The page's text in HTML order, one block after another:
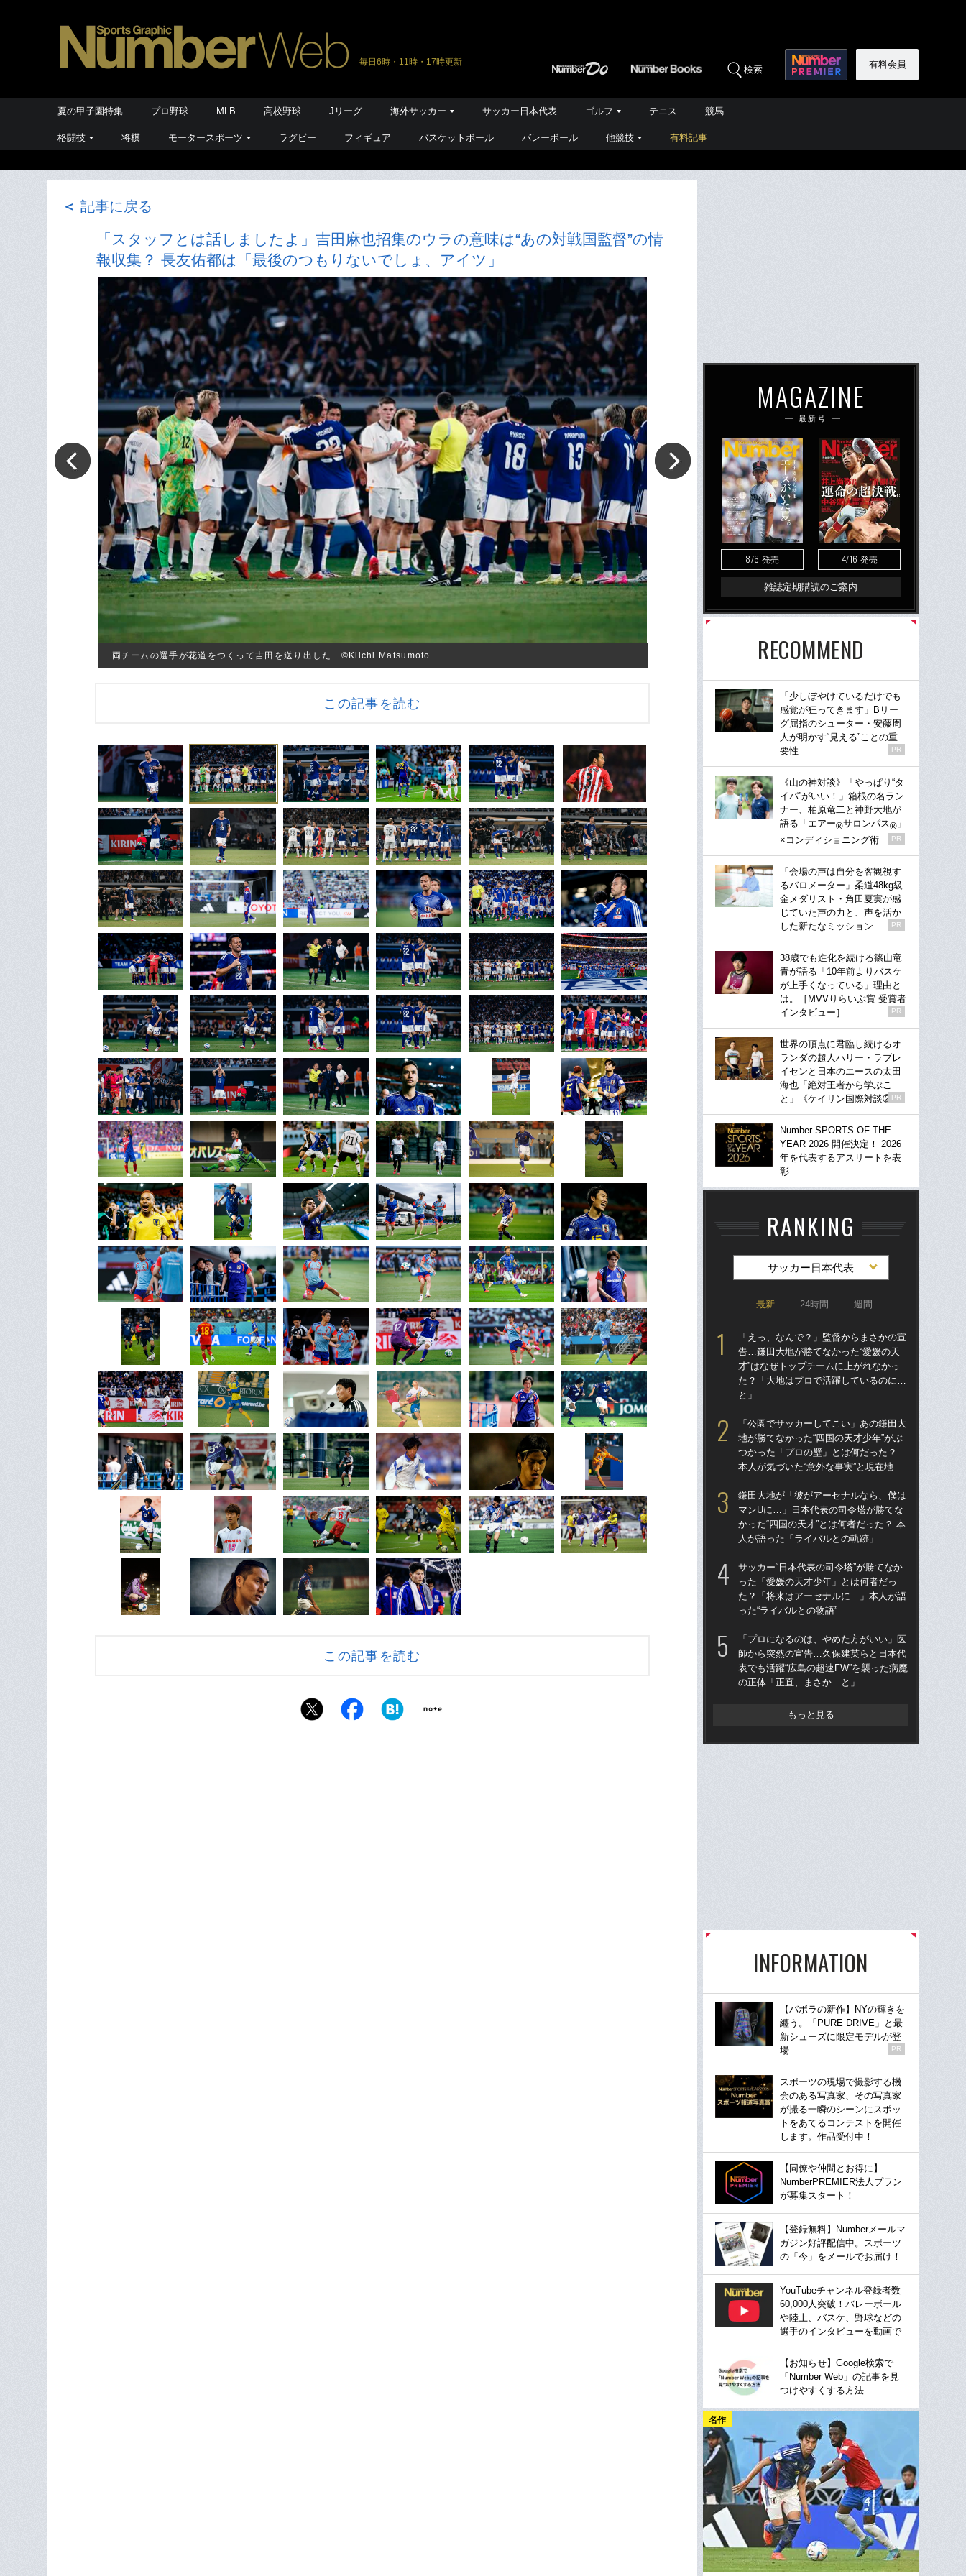
毎日6時・11時・17時更新
検索 有料会員
夏の甲子園特集 プロ野球 MLB 高校野球 Jリーグ 海外サッカー サッカー日本代表 ゴルフ テニス 競馬
格闘技 将棋 モータースポーツ ラグビー フィギュア バスケットボール バレーボール 他競技 有料記事
＜ 記事に戻る
「スタッフとは話しましたよ」吉田麻也招集のウラの意味は“あの対戦国監督”の情
報収集？ 長友佑都は「最後のつもりないでしょ、アイツ」
両チームの選手が花道をつくって吉田を送り出した ©Kiichi Matsumoto
この記事を読む
この記事を読む
MAGAZINE
最新号
8/6 発売 4/16 発売
雑誌定期購読のご案内
RECOMMEND
「少しぼやけているだけでも
感覚が狂ってきます」Bリー
グ屈指のシューター・安藤周
人が明かす“見える”ことの重
要性
PR
《山の神対談》「やっぱり“タ
イパ”がいい！」箱根の名ラン
ナー、柏原竜二と神野大地が
語る「エアー®サロンパス® 」
×コンディショニング術
PR
「会場の声は自分を客観視す
るバロメーター」柔道48kg級
金メダリスト・角田夏実が感
じていた声の力と、声を活か
した新たなミッション
PR
38歳でも進化を続ける篠山竜
青が語る「10年前よりバスケ
が上手くなっている」理由と
は。［MVVりらいぶ賞 受賞者
インタビュー］
PR
世界の頂点に君臨し続けるオ
ランダの超人ハリー・ラブレ
イセンと日本のエースの太田
海也「絶対王者から学ぶこ
と」《ケイリン国際対談②》
PR
Number SPORTS OF THE
YEAR 2026 開催決定！ 2026
年を代表するアスリートを表
彰
RANKING
サッカー日本代表
最新 24時間 週間
「えっ、なんで？」監督からまさかの宣
告…鎌田大地が勝てなかった“愛媛の天
才”はなぜトップチームに上がれなかっ
た？「大地はプロで活躍しているのに…
と」
「公園でサッカーしてこい」あの鎌田大
地が勝てなかった“四国の天才少年”がぶ
つかった「プロの壁」とは何だった？
本人が気づいた“意外な事実”と現在地
鎌田大地が「彼がアーセナルなら、僕は
マンUに…」日本代表の司令塔が勝てな
かった“四国の天才”とは何者だった？ 本
人が語った「ライバルとの軌跡」
サッカー“日本代表の司令塔”が勝てなか
った「愛媛の天才少年」とは何者だっ
た？「将来はアーセナルに…」本人が語
った“ライバルとの物語”
「プロになるのは、やめた方がいい」医
師から突然の宣告…久保建英らと日本代
表でも活躍“広島の超速FW”を襲った病魔
の正体「正直、まさか…と」
もっと見る
INFORMATION
【バボラの新作】NYの輝きを
纏う。「PURE DRIVE」と最
新シューズに限定モデルが登
場
PR
スポーツの現場で撮影する機
会のある写真家、その写真家
が撮る一瞬のシーンにスポッ
トをあてるコンテストを開催
します。作品受付中！
【同僚や仲間とお得に】
NumberPREMIER法人プラン
が募集スタート！
【登録無料】Numberメールマ
ガジン好評配信中。スポーツ
の「今」をメールでお届け！
YouTubeチャンネル登録者数
60,000人突破！バレーボール
や陸上、バスケ、野球などの
選手のインタビューを動画で
【お知らせ】Google検索で
「Number Web」の記事を見
つけやすくする方法
名作